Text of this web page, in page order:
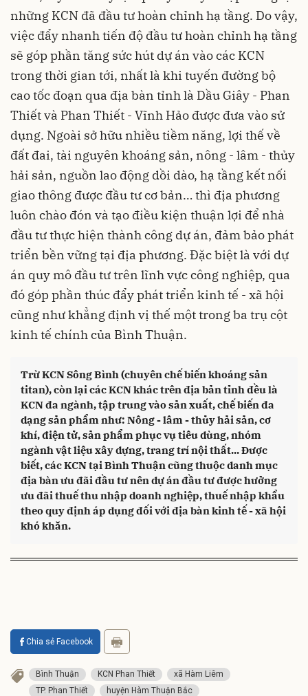
những KCN đã đầu tư hoàn chỉnh hạ tầng. Do vậy,
việc đẩy nhanh tiến độ đầu tư hoàn chỉnh hạ tầng
sẽ góp phần tăng sức hút dự án vào các KCN
trong thời gian tới, nhất là khi tuyến đường bộ
cao tốc đoạn qua địa bàn tỉnh là Dầu Giây - Phan
Thiết và Phan Thiết - Vĩnh Hảo được đưa vào sử
dụng. Ngoài sở hữu nhiều tiềm năng, lợi thế về
đất đai, tài nguyên khoáng sản, nông - lâm - thủy
hải sản, nguồn lao động dồi dào, hạ tầng kết nối
giao thông được đầu tư cơ bản… thì địa phương
luôn chào đón và tạo điều kiện thuận lợi để nhà
đầu tư thực hiện thành công dự án, đảm bảo phát
triển bền vững tại địa phương. Đặc biệt là với dự
án quy mô đầu tư trên lĩnh vực công nghiệp, qua
đó góp phần thúc đẩy phát triển kinh tế - xã hội
cũng như khẳng định vị thế một trong ba trụ cột
kinh tế chính của Bình Thuận.
Trừ KCN Sông Bình (chuyên chế biến khoáng sản
titan), còn lại các KCN khác trên địa bản tỉnh đều là
KCN đa ngành, tập trung vào sản xuất, chế biến đa
dạng sản phẩm như: Nông - lâm - thủy hải sản, cơ
khí, điện tử, sản phẩm phục vụ tiêu dùng, nhóm
ngành vật liệu xây dựng, trang trí nội thất... Được
biết, các KCN tại Bình Thuận cũng thuộc danh mục
địa bàn ưu đãi đầu tư nên dự án đầu tư được hưởng
ưu đãi thuế thu nhập doanh nghiệp, thuế nhập khẩu
theo quy định áp dụng đối với địa bàn kinh tế - xã hội
khó khăn.
Chia sẻ Facebook
Bình Thuận KCN Phan Thiết
xã Hàm Liêm
TP. Phan Thiết
huyện Hàm Thuận Bắc